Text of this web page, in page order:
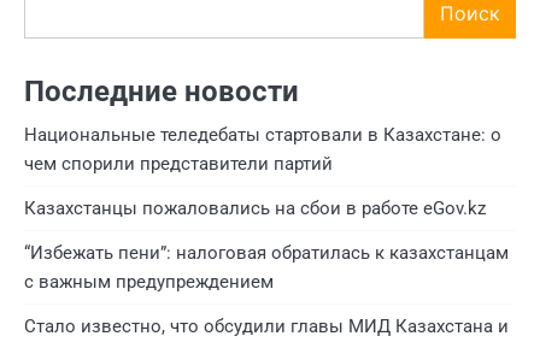
Поиск
Последние новости
Национальные теледебаты стартовали в Казахстане: о
чем спорили представители партий
Казахстанцы пожаловались на сбои в работе eGov.kz
“Избежать пени”: налоговая обратилась к казахстанцам
с важным предупреждением
Стало известно, что обсудили главы МИД Казахстана и